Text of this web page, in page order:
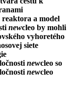
reaktora a model
newcleo by mohli
vyhoretého
siete
newcleo so
newcleo